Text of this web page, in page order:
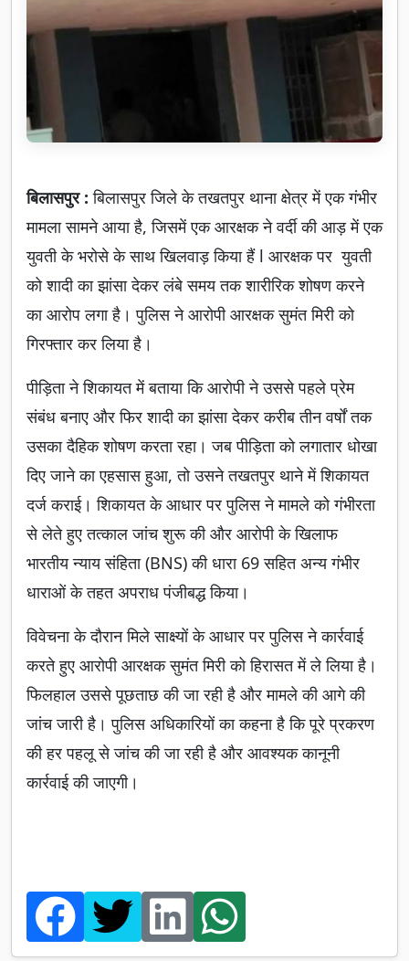
बिलासपुर : बिलासपुर जिले के तखतपुर थाना क्षेत्र में एक गंभीर
मामला सामने आया है, जिसमें एक आरक्षक ने वर्दी की आड़ में एक
युवती के भरोसे के साथ खिलवाड़ किया हैं l आरक्षक पर युवती
को शादी का झांसा देकर लंबे समय तक शारीरिक शोषण करने
का आरोप लगा है। पुलिस ने आरोपी आरक्षक सुमंत मिरी को
गिरफ्तार कर लिया है।
पीड़िता ने शिकायत में बताया कि आरोपी ने उससे पहले प्रेम
संबंध बनाए और फिर शादी का झांसा देकर करीब तीन वर्षों तक
उसका दैहिक शोषण करता रहा। जब पीड़िता को लगातार धोखा
दिए जाने का एहसास हुआ, तो उसने तखतपुर थाने में शिकायत
दर्ज कराई। शिकायत के आधार पर पुलिस ने मामले को गंभीरता
से लेते हुए तत्काल जांच शुरू की और आरोपी के खिलाफ
भारतीय न्याय संहिता (BNS) की धारा 69 सहित अन्य गंभीर
धाराओं के तहत अपराध पंजीबद्ध किया।
विवेचना के दौरान मिले साक्ष्यों के आधार पर पुलिस ने कार्रवाई
करते हुए आरोपी आरक्षक सुमंत मिरी को हिरासत में ले लिया है।
फिलहाल उससे पूछताछ की जा रही है और मामले की आगे की
जांच जारी है। पुलिस अधिकारियों का कहना है कि पूरे प्रकरण
की हर पहलू से जांच की जा रही है और आवश्यक कानूनी
कार्रवाई की जाएगी।